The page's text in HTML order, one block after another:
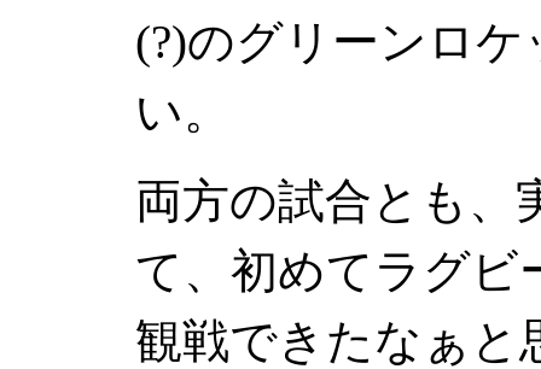
(?)のグリーンロ
い。
両方の試合とも、
て、初めてラグビ
観戦できたなぁと